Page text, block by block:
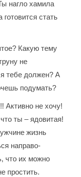
нагло хамила
стать
Какую тему
не
тебе должен? А
подумать?
Активно не хочу!
ты – ядовитая!
жизнь
направо-
что их можно
простить.